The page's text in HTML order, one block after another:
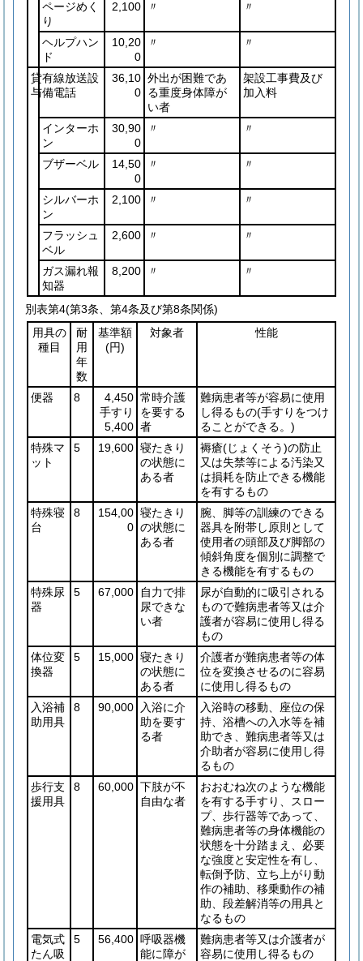
ページめく
り
2,100 〃 〃
ヘルプハン
ド
10,20
0
〃 〃
貸
与
有線放送設
備電話
36,10
0
外出が困難であ
る重度身体障が
い者
架設工事費及び
加入料
インターホ
ン
30,90
0
〃 〃
ブザーベル
14,50
0
〃 〃
シルバーホ
ン
2,100 〃 〃
フラッシュ
ベル
2,600 〃 〃
ガス漏れ報
知器
8,200 〃 〃
別表第4(第3条、第4条及び第8条関係)
用具の
種目
耐
用
年
数
基準額
(円)
対象者 性能
便器 8
4,450
手すり
5,400
常時介護
を要する
者
難病患者等が容易に使用
し得るもの(手すりをつけ
ることができる。)
特殊マ
ット
5 19,600 寝たきり
の状態に
ある者
褥瘡(じょくそう)の防止
又は失禁等による汚染又
は損耗を防止できる機能
を有するもの
特殊寝
台
8
154,00
0
寝たきり
の状態に
ある者
腕、脚等の訓練のできる
器具を附帯し原則として
使用者の頭部及び脚部の
傾斜角度を個別に調整で
きる機能を有するもの
特殊尿
器
5 67,000
自力で排
尿できな
い者
尿が自動的に吸引される
もので難病患者等又は介
護者が容易に使用し得る
もの
体位変
換器
5 15,000 寝たきり
の状態に
ある者
介護者が難病患者等の体
位を変換させるのに容易
に使用し得るもの
入浴補
助用具
8 90,000
入浴に介
助を要す
る者
入浴時の移動、座位の保
持、浴槽への入水等を補
助でき、難病患者等又は
介助者が容易に使用し得
るもの
歩行支
援用具
8 60,000 下肢が不
自由な者
おおむね次のような機能
を有する手すり、スロー
プ、歩行器等であって、
難病患者等の身体機能の
状態を十分踏まえ、必要
な強度と安定性を有し、
転倒予防、立ち上がり動
作の補助、移乗動作の補
助、段差解消等の用具と
なるもの
電気式
たん吸
5 56,400 呼吸器機
能に障が
難病患者等又は介護者が
容易に使用し得るもの